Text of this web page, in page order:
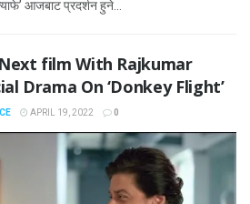
आजबाट प्रदर्शन हुने...
Next film With Rajkumar
Drama On ‘Donkey Flight’
APRIL 19, 2022 0